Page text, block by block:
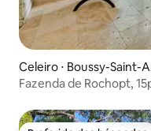
Celeiro ⋅ Boussy-Saint-
Fazenda de Rochopt,